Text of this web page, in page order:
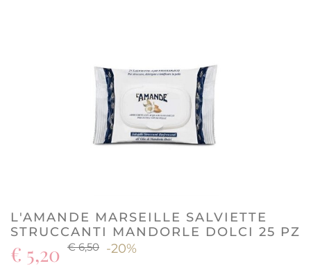
L'AMANDE MARSEILLE SALVIETTE
STRUCCANTI MANDORLE DOLCI 25 PZ
€ 6,50 -20%
€ 5,20